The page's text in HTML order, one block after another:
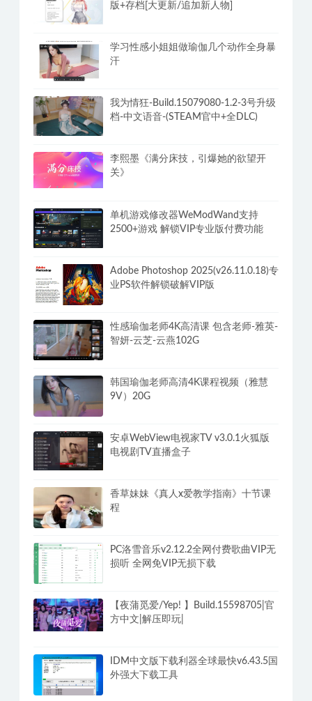
版+存档[大更新/追加新人物]
学习性感小姐姐做瑜伽几个动作全身暴
汗
我为情狂-Build.15079080-1.2-3号升级
档-中文语音-(STEAM官中+全DLC)
李熙墨《满分床技，引爆她的欲望开
关》
单机游戏修改器WeModWand支持
2500+游戏 解锁VIP专业版付费功能
Adobe Photoshop 2025(v26.11.0.18)专
业PS软件解锁破解VIP版
性感瑜伽老师4K高清课 包含老师-雅英-
智妍-云芝-云燕102G
韩国瑜伽老师高清4K课程视频（雅慧
9V）20G
安卓WebView电视家TV v3.0.1火狐版
电视剧TV直播盒子
香草妹妹《真人x爱教学指南》十节课
程
PC洛雪音乐v2.12.2全网付费歌曲VIP无
损听 全网免VIP无损下载
【夜蒲觅爱/Yep! 】Build.15598705|官
方中文|解压即玩|
IDM中文版下载利器全球最快v6.43.5国
外强大下载工具